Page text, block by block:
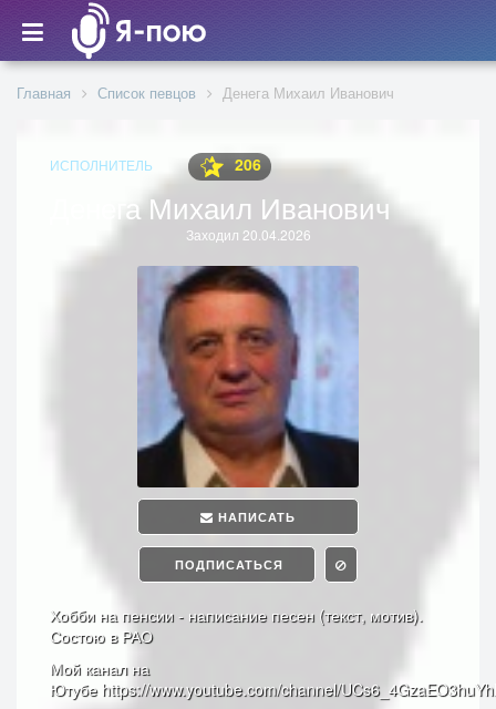
Главная Список певцов Денега Михаил Иванович
ИСПОЛНИТЕЛЬ 206
Денега Михаил Иванович
Заходил 20.04.2026
НАПИСАТЬ
ПОДПИСАТЬСЯ
Хобби на пенсии - написание песен (текст, мотив).
Состою в РАО
Мой канал на
Ютубе https://www.youtube.com/channel/